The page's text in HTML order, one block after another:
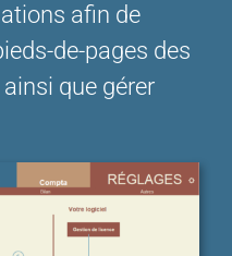
afin de
de-pages des
que gérer